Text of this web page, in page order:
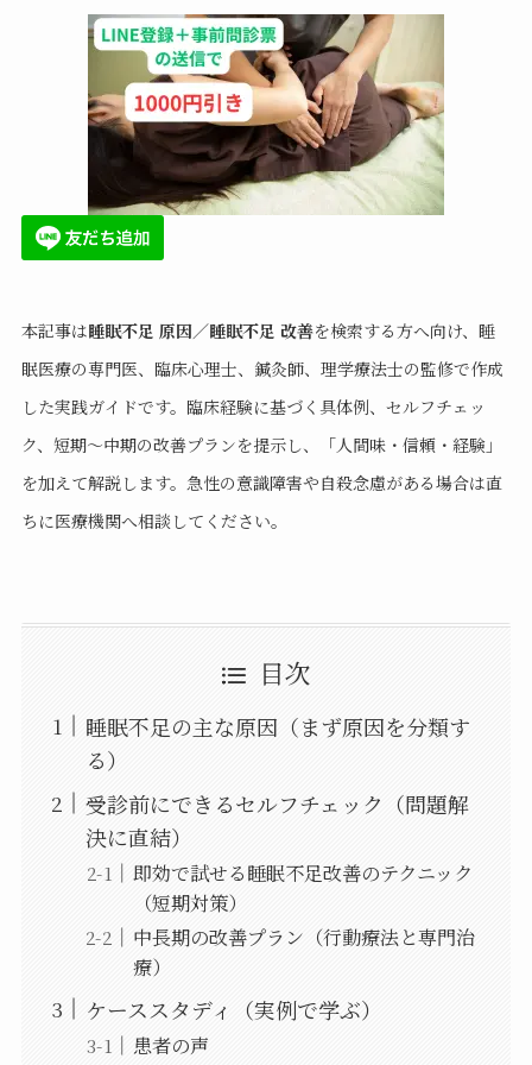
本記事は睡眠不足 原因／睡眠不足 改善を検索する方へ向け、睡
眠医療の専門医、臨床心理士、鍼灸師、理学療法士の監修で作成
した実践ガイドです。臨床経験に基づく具体例、セルフチェッ
ク、短期〜中期の改善プランを提示し、「人間味・信頼・経験」
を加えて解説します。急性の意識障害や自殺念慮がある場合は直
ちに医療機関へ相談してください。
目次
睡眠不足の主な原因（まず原因を分類す
る）
受診前にできるセルフチェック（問題解
決に直結）
即効で試せる睡眠不足改善のテクニック
（短期対策）
中長期の改善プラン（行動療法と専門治
療）
ケーススタディ（実例で学ぶ）
患者の声